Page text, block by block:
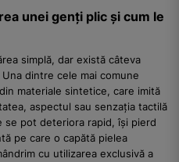
unei genți plic și cum le
simplă, dar există câteva
dintre cele mai comune
materiale sintetice, care imită
aspectul sau senzația tactilă
se pot deteriora rapid, își pierd
pe care o capătă pielea
cu utilizarea exclusivă a